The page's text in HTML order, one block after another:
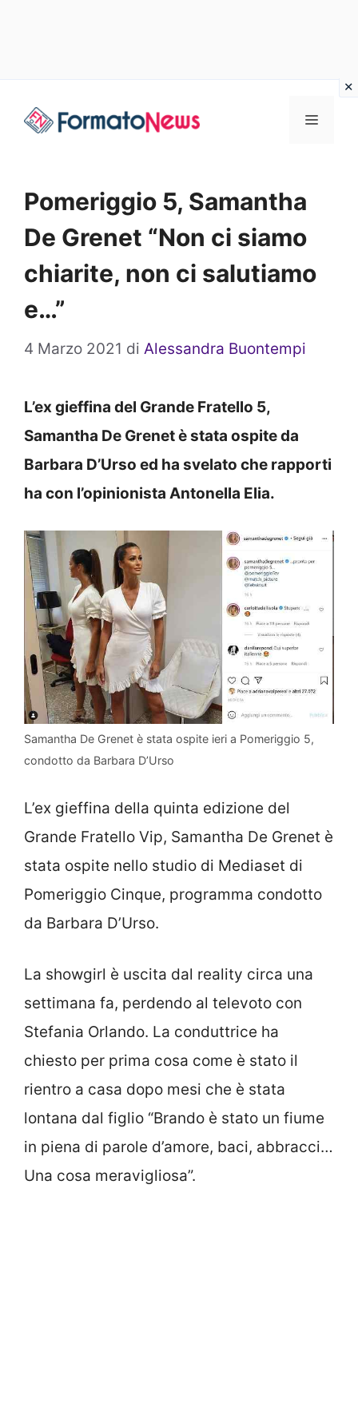
Menu
Pomeriggio 5, Samantha
De Grenet “Non ci siamo
chiarite, non ci salutiamo
e…”
4 Marzo 2021 di Alessandra Buontempi
L’ex gieffina del Grande Fratello 5,
Samantha De Grenet è stata ospite da
Barbara D’Urso ed ha svelato che rapporti
ha con l’opinionista Antonella Elia.
Samantha De Grenet è stata ospite ieri a Pomeriggio 5,
condotto da Barbara D’Urso
L’ex gieffina della quinta edizione del
Grande Fratello Vip, Samantha De Grenet è
stata ospite nello studio di Mediaset di
Pomeriggio Cinque, programma condotto
da Barbara D’Urso.
La showgirl è uscita dal reality circa una
settimana fa, perdendo al televoto con
Stefania Orlando. La conduttrice ha
chiesto per prima cosa come è stato il
rientro a casa dopo mesi che è stata
lontana dal figlio “Brando è stato un fiume
in piena di parole d’amore, baci, abbracci…
Una cosa meravigliosa”.